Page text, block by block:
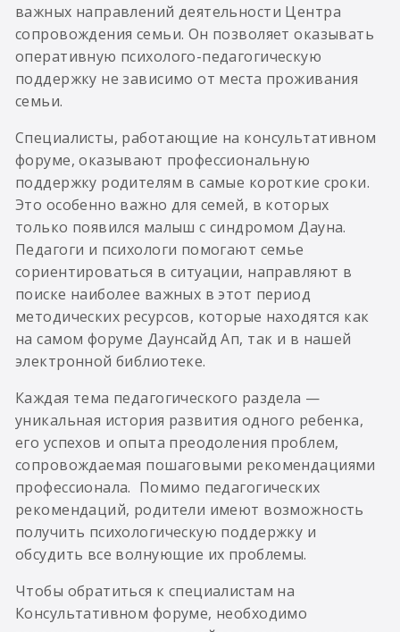
важных направлений деятельности Центра
сопровождения семьи. Он позволяет оказывать
оперативную психолого-педагогическую
поддержку не зависимо от места проживания
семьи.
Специалисты, работающие на консультативном
форуме, оказывают профессиональную
поддержку родителям в самые короткие сроки.
Это особенно важно для семей, в которых
только появился малыш с синдромом Дауна.
Педагоги и психологи помогают семье
сориентироваться в ситуации, направляют в
поиске наиболее важных в этот период
методических ресурсов, которые находятся как
на самом форуме Даунсайд Ап, так и в нашей
электронной библиотеке.
Каждая тема педагогического раздела —
уникальная история развития одного ребенка,
его успехов и опыта преодоления проблем,
сопровождаемая пошаговыми рекомендациями
профессионала. Помимо педагогических
рекомендаций, родители имеют возможность
получить психологическую поддержку и
обсудить все волнующие их проблемы.
Чтобы обратиться к специалистам на
Консультативном форуме, необходимо